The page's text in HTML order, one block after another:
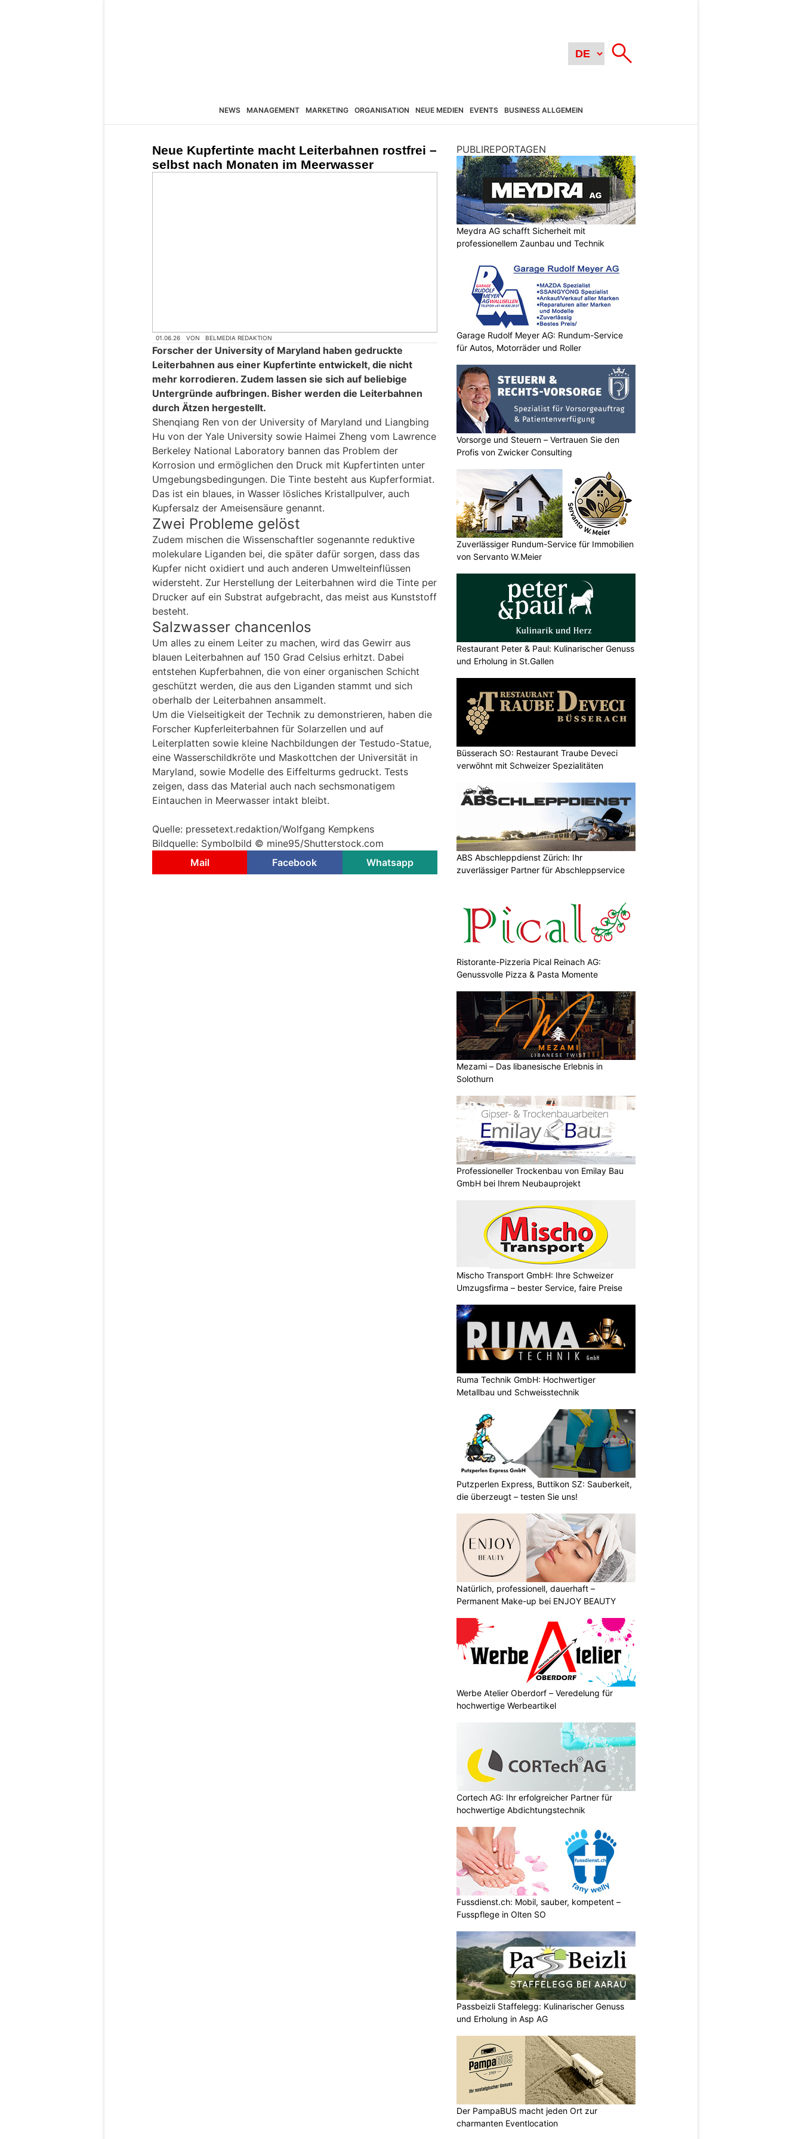
NEWS MANAGEMENT MARKETING ORGANISATION NEUE MEDIEN EVENTS BUSINESS ALLGEMEIN
Neue Kupfertinte macht Leiterbahnen rostfrei –
selbst nach Monaten im Meerwasser
01.06.26 VON BELMEDIA REDAKTION
Forscher der University of Maryland haben gedruckte
Leiterbahnen aus einer Kupfertinte entwickelt, die nicht
mehr korrodieren. Zudem lassen sie sich auf beliebige
Untergründe aufbringen. Bisher werden die Leiterbahnen
durch Ätzen hergestellt.
Shenqiang Ren von der University of Maryland und Liangbing
Hu von der Yale University sowie Haimei Zheng vom Lawrence
Berkeley National Laboratory bannen das Problem der
Korrosion und ermöglichen den Druck mit Kupfertinten unter
Umgebungsbedingungen. Die Tinte besteht aus Kupferformiat.
Das ist ein blaues, in Wasser lösliches Kristallpulver, auch
Kupfersalz der Ameisensäure genannt.
Zwei Probleme gelöst
Zudem mischen die Wissenschaftler sogenannte reduktive
molekulare Liganden bei, die später dafür sorgen, dass das
Kupfer nicht oxidiert und auch anderen Umwelteinflüssen
widersteht. Zur Herstellung der Leiterbahnen wird die Tinte per
Drucker auf ein Substrat aufgebracht, das meist aus Kunststoff
besteht.
Salzwasser chancenlos
Um alles zu einem Leiter zu machen, wird das Gewirr aus
blauen Leiterbahnen auf 150 Grad Celsius erhitzt. Dabei
entstehen Kupferbahnen, die von einer organischen Schicht
geschützt werden, die aus den Liganden stammt und sich
oberhalb der Leiterbahnen ansammelt.
Um die Vielseitigkeit der Technik zu demonstrieren, haben die
Forscher Kupferleiterbahnen für Solarzellen und auf
Leiterplatten sowie kleine Nachbildungen der Testudo-Statue,
eine Wasserschildkröte und Maskottchen der Universität in
Maryland, sowie Modelle des Eiffelturms gedruckt. Tests
zeigen, dass das Material auch nach sechsmonatigem
Eintauchen in Meerwasser intakt bleibt.
Quelle: pressetext.redaktion/Wolfgang Kempkens
Bildquelle: Symbolbild © mine95/Shutterstock.com
Mail
Facebook Whatsapp
PUBLIREPORTAGEN
Meydra AG schafft Sicherheit mit
professionellem Zaunbau und Technik
Garage Rudolf Meyer AG: Rundum-Service
für Autos, Motorräder und Roller
Vorsorge und Steuern – Vertrauen Sie den
Profis von Zwicker Consulting
Zuverlässiger Rundum-Service für Immobilien
von Servanto W.Meier
Restaurant Peter & Paul: Kulinarischer Genuss
und Erholung in St.Gallen
Büsserach SO: Restaurant Traube Deveci
verwöhnt mit Schweizer Spezialitäten
ABS Abschleppdienst Zürich: Ihr
zuverlässiger Partner für Abschleppservice
Ristorante-Pizzeria Pical Reinach AG:
Genussvolle Pizza & Pasta Momente
Mezami – Das libanesische Erlebnis in
Solothurn
Professioneller Trockenbau von Emilay Bau
GmbH bei Ihrem Neubauprojekt
Mischo Transport GmbH: Ihre Schweizer
Umzugsfirma – bester Service, faire Preise
Ruma Technik GmbH: Hochwertiger
Metallbau und Schweisstechnik
Putzperlen Express, Buttikon SZ: Sauberkeit,
die überzeugt – testen Sie uns!
Natürlich, professionell, dauerhaft –
Permanent Make-up bei ENJOY BEAUTY
Werbe Atelier Oberdorf – Veredelung für
hochwertige Werbeartikel
Cortech AG: Ihr erfolgreicher Partner für
hochwertige Abdichtungstechnik
Fussdienst.ch: Mobil, sauber, kompetent –
Fusspflege in Olten SO
Passbeizli Staffelegg: Kulinarischer Genuss
und Erholung in Asp AG
Der PampaBUS macht jeden Ort zur
charmanten Eventlocation